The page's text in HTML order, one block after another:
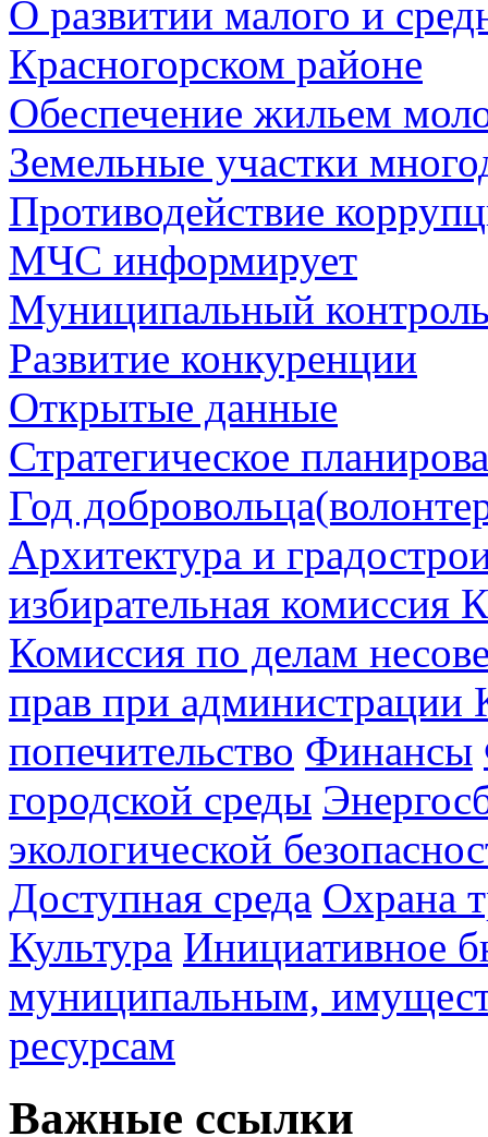
О развитии малого и
Красногорском районе
Обеспечение жильем
Земельные участки
Противодействие
МЧС информирует
Муниципальный
Развитие конкуренции
Открытые данные
Стратегическое
Год
Архитектура и
избирательная комиссия
Комиссия по делам
прав при администрации
попечительство Финансы
городской среды
экологической
Доступная среда Охрана
Культура Инициативное
муниципальным,
ресурсам
Важные ссылки